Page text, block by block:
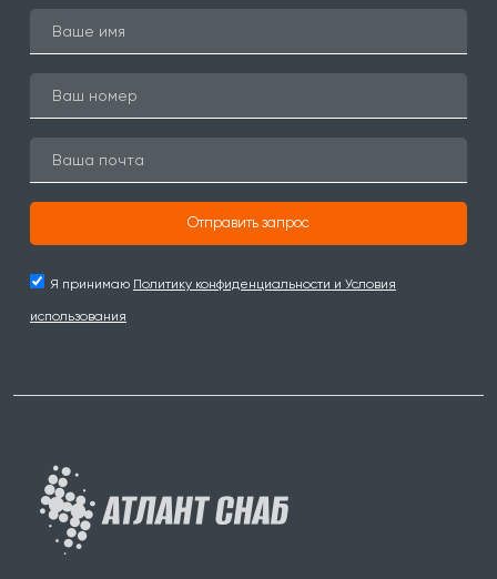
Отправить запрос
Я принимаю Политику конфиденциальности и Условия
использования